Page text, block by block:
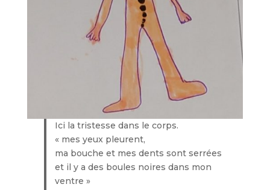
Ici la tristesse dans le corps.
« mes yeux pleurent,
ma bouche et mes dents sont serrées
et il y a des boules noires dans mon
ventre »